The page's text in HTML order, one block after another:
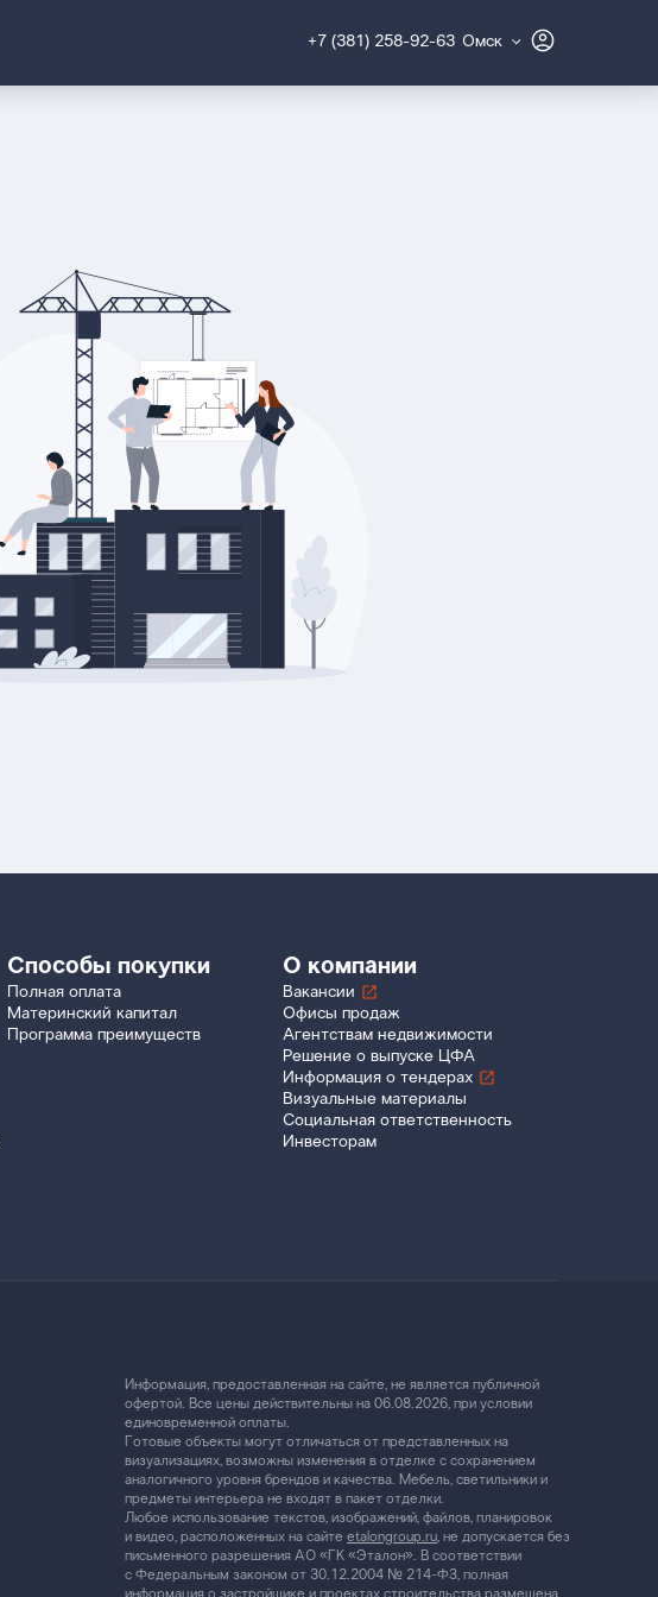
+7 (381) 258-92-63 Омск
Способы покупки
Полная оплата
Материнский капитал
Программа преимуществ
О компании
Вакансии
Офисы продаж
Агентствам недвижимости
Решение о выпуске ЦФА
Информация о тендерах
Визуальные материалы
Социальная ответственность
Инвесторам
Информация, предоставленная на сайте, не является публичной
офертой. Все цены действительны на 06.08.2026, при условии
единовременной оплаты.
Готовые объекты могут отличаться от представленных на
визуализациях, возможны изменения в отделке с сохранением
аналогичного уровня брендов и качества. Мебель, светильники и
предметы интерьера не входят в пакет отделки.
Любое использование текстов, изображений, файлов, планировок
и видео, расположенных на сайте etalongroup.ru, не допускается без
письменного разрешения АО «ГК «Эталон». В соответствии
с Федеральным законом от 30.12.2004 № 214-ФЗ, полная